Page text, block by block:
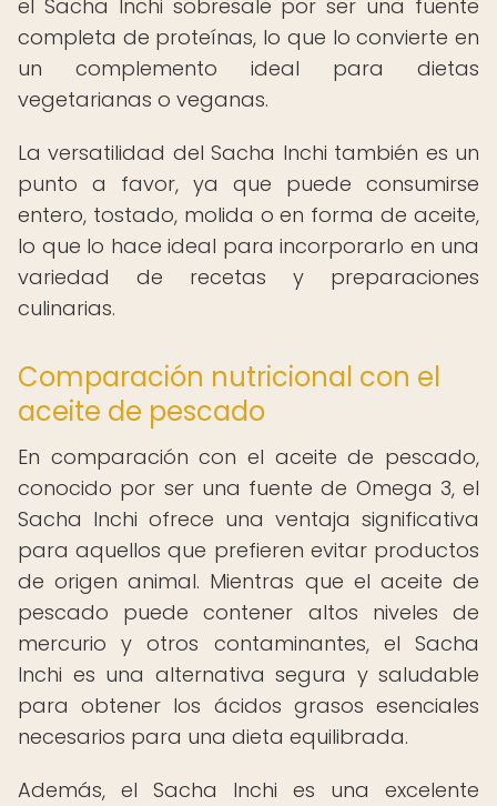
el Sacha Inchi sobresale por ser una fuente
completa de proteínas, lo que lo convierte en
un complemento ideal para dietas
vegetarianas o veganas.
La versatilidad del Sacha Inchi también es un
punto a favor, ya que puede consumirse
entero, tostado, molida o en forma de aceite,
lo que lo hace ideal para incorporarlo en una
variedad de recetas y preparaciones
culinarias.
Comparación nutricional con el
aceite de pescado
En comparación con el aceite de pescado,
conocido por ser una fuente de Omega 3, el
Sacha Inchi ofrece una ventaja significativa
para aquellos que prefieren evitar productos
de origen animal. Mientras que el aceite de
pescado puede contener altos niveles de
mercurio y otros contaminantes, el Sacha
Inchi es una alternativa segura y saludable
para obtener los ácidos grasos esenciales
necesarios para una dieta equilibrada.
Además, el Sacha Inchi es una excelente